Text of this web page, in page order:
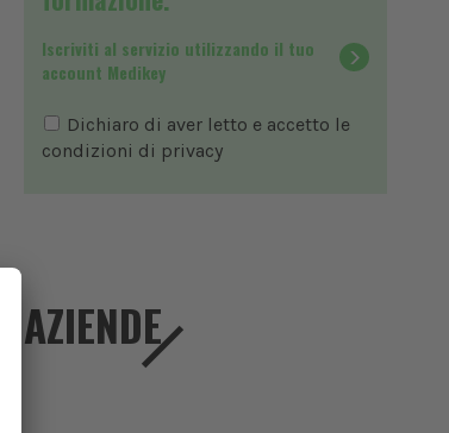
Iscriviti al servizio utilizzando il tuo
account Medikey
Dichiaro di aver letto e accetto le
condizioni di privacy
AZIENDE